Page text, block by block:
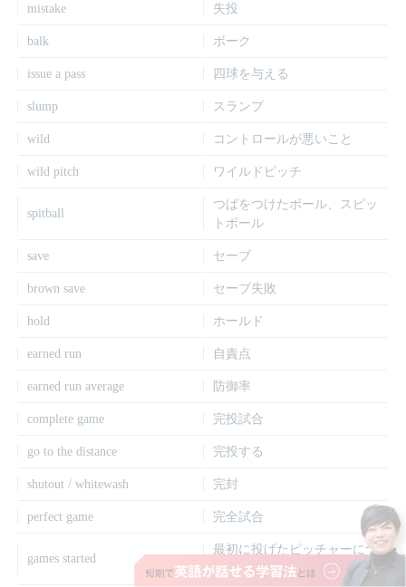
mistake 失投
balk ボーク
issue a pass 四球を与える
slump スランプ
wild コントロールが悪いこと
wild pitch ワイルドピッチ
spitball
つばをつけたボール、スピッ
トボール
save セーブ
brown save セーブ失敗
hold ホールド
earned run 自責点
earned run average 防御率
complete game 完投試合
go to the distance 完投する
shutout / whitewash 完封
perfect game 完全試合
games started
最初に投げたピッチャーにつ
く記録